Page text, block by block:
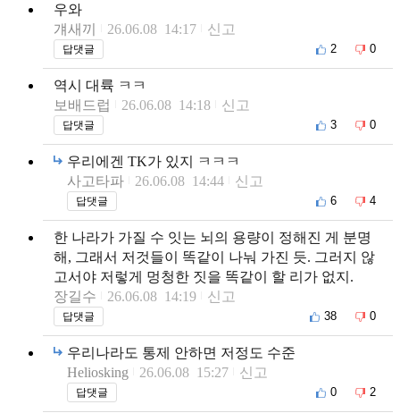
우와
걔새끼
26.06.08 14:17 신고
답댓글 2 0
역시 대륙 ㅋㅋ
보배드럽
26.06.08 14:18 신고
답댓글 3 0
우리에겐 TK가 있지 ㅋㅋㅋ
사고타파
26.06.08 14:44 신고
답댓글 6 4
한 나라가 가질 수 잇는 뇌의 용량이 정해진 게 분명
해, 그래서 저것들이 똑같이 나눠 가진 듯. 그러지 않
고서야 저렇게 멍청한 짓을 똑같이 할 리가 없지.
장길수
26.06.08 14:19 신고
답댓글 38 0
우리나라도 통제 안하면 저정도 수준
Heliosking
26.06.08 15:27 신고
답댓글 0 2